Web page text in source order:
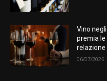
Vino
premia le
relazione
06/07/2026